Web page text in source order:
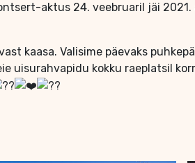
aktus 24. veebruaril jäi 2021.
kaasa. Valisime päevaks
uisurahvapidu kokku raeplatsil